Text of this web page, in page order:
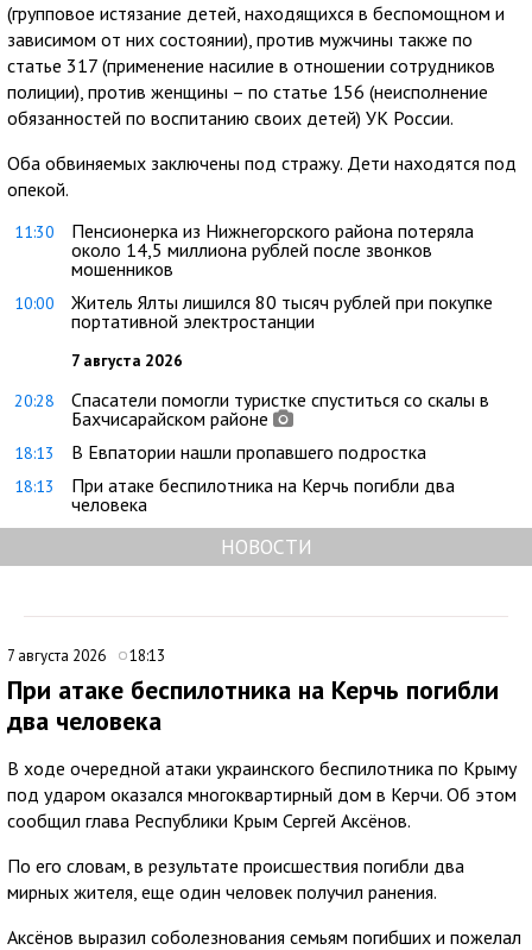
(групповое истязание детей, находящихся в беспомощном и
зависимом от них состоянии), против мужчины также по
статье 317 (применение насилие в отношении сотрудников
полиции), против женщины – по статье 156 (неисполнение
обязанностей по воспитанию своих детей) УК России.
Оба обвиняемых заключены под стражу. Дети находятся под
опекой.
11:30
Пенсионерка из Нижнегорского района потеряла
около 14,5 миллиона рублей после звонков
мошенников
10:00
Житель Ялты лишился 80 тысяч рублей при покупке
портативной электростанции
7 августа 2026
20:28
Спасатели помогли туристке спуститься со скалы в
Бахчисарайском районе
18:13 В Евпатории нашли пропавшего подростка
18:13
При атаке беспилотника на Керчь погибли два
человека
НОВОСТИ
7 августа 2026 18:13
При атаке беспилотника на Керчь погибли
два человека
В ходе очередной атаки украинского беспилотника по Крыму
под ударом оказался многоквартирный дом в Керчи. Об этом
сообщил глава Республики Крым Сергей Аксёнов.
По его словам, в результате происшествия погибли два
мирных жителя, еще один человек получил ранения.
Аксёнов выразил соболезнования семьям погибших и пожелал